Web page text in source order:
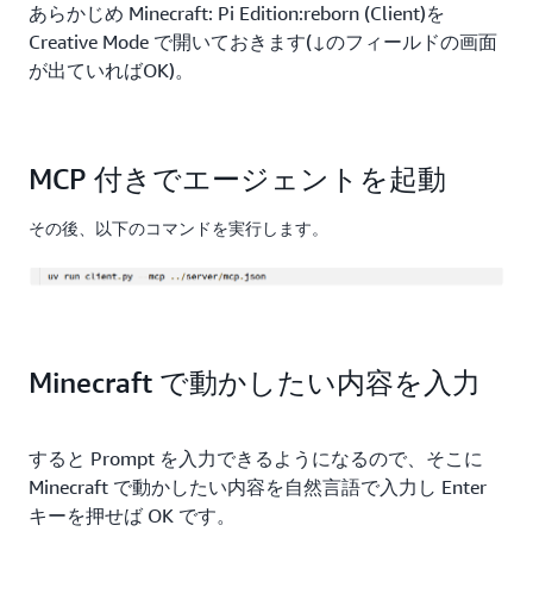
あらかじめ Minecraft: Pi Edition:reborn (Client)を
Creative Mode で開いておきます(↓のフィールドの画面
が出ていればOK)。
MCP 付きでエージェントを起動
その後、以下のコマンドを実行します。
Minecraft で動かしたい内容を入力
すると Prompt を入力できるようになるので、そこに
Minecraft で動かしたい内容を自然言語で入力し Enter
キーを押せば OK です。